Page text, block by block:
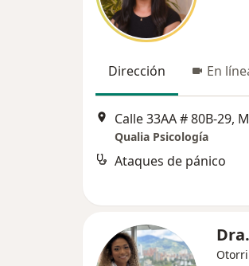
Dirección En
Calle 33AA # 80B-29,
Qualia Psicología
Ataques de pánico